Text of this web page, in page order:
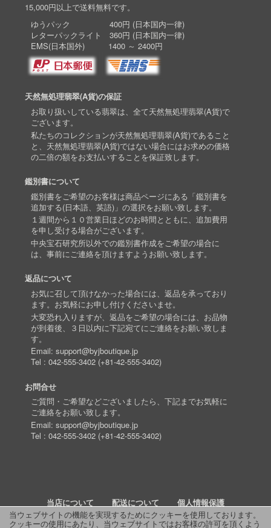
当ウェブサイトの機能を実現するためにクッキーを使用しております。
クッキーの使用にあたり、当ウェブサイトではお客様の許可を頂くよう
15,000円以上で送料無料です。
ゆうパック 400円 (日本国内一律)
レターパックライト 360円 (日本国内一律)
EMS(日本国外) 1400 ～ 2400円
天然無処理翡翠(A貨)の保証
お取り扱いしている翡翠は、全て天然無処理翡翠(A貨)で
ございます。
私たちのコレクションが天然無処理翡翠(A貨)であること
と、天然無処理翡翠(A貨)ではない場合にはお求めの価格
の二倍の額をお支払いすることを保証致します。
鑑別書について
鑑別書をご希望のお客様は商品ページにある「鑑別書を
追加する(日本語、英語)」の選択をお願い致します。
１週間から１０営業日ほどのお時間とともに、追加費用
を申し受ける場合がございます。
中央宝石研究所以外での鑑別書作成をご希望の場合に
は、事前にご連絡を頂けますようお願い致します。
返品について
お気に召して頂けなかった場合には、返品を承っており
ます。お気軽にお申し付けくださいませ。
大変恐れ入りますが、返品をご希望の場合には、お品物
が到着後、３日以内に下記宛てにご連絡をお願い致しま
す。
Email: support@byjboutique.jp
Tel : 042-555-3402(+81-42-555-3402)
お問合せ
ご質問・ご希望などございましたら、下記までお気軽に
ご連絡をお願い致します。
Email: support@byjboutique.jp
Tel : 042-555-3402(+81-42-555-3402)
当店について 配送について
個人情報保護
詳細検索
よくあるご質問 お問い合わせ RSS